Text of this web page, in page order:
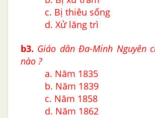
c. Bị thiêu
d. Xử lăng trì
b3. Giáo dân Ða-Minh Nguyên
nào ?
a. Năm
b. Năm 1839
c. Năm
d. Năm 1862